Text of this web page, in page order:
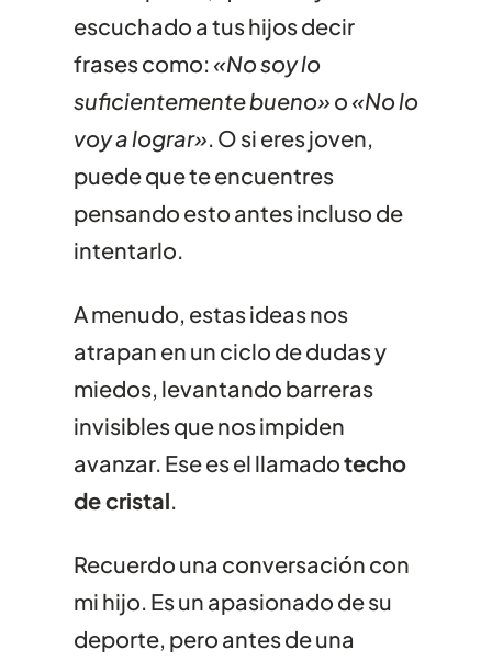
escuchado a tus hijos decir
frases como:«No soy lo
suficientemente bueno» o«No lo
voy a lograr». O si eres joven,
puede que te encuentres
pensando esto antes incluso de
intentarlo.
A menudo, estas ideas nos
atrapan en un ciclo de dudas y
miedos, levantando barreras
invisibles que nos impiden
avanzar. Ese es el llamadotecho
de cristal.
Recuerdo una conversación con
mi hijo. Es un apasionado de su
deporte, pero antes de una